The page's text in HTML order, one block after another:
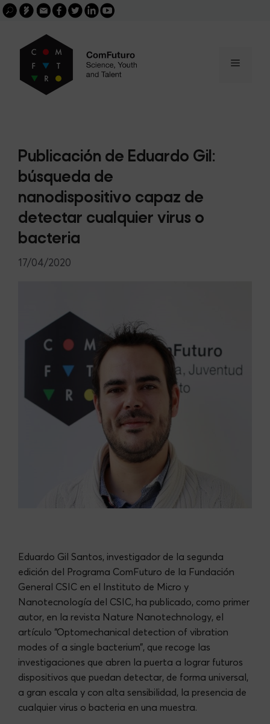
Skip
to
content
buscar
Search
for:
FGCSICEmailfacebook
twitterlinkedinyoutube
Menu
Publicación de Eduardo Gil:
búsqueda de
nanodispositivo capaz de
detectar cualquier virus o
bacteria
17/04/2020
Eduardo Gil Santos, investigador de la segunda
edición del Programa ComFuturo de la Fundación
General CSIC en el Instituto de Micro y
Nanotecnología del CSIC, ha publicado, como primer
autor, en la revista Nature Nanotechnology, el
artículo “Optomechanical detection of vibration
modes of a single bacterium”, que recoge las
investigaciones que abren la puerta a lograr futuros
dispositivos que puedan detectar, de forma universal,
a gran escala y con alta sensibilidad, la presencia de
cualquier virus o bacteria en una muestra.